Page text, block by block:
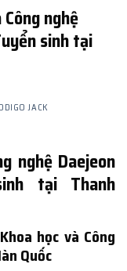
nghệ
sinh tại
JACK
nghệ Daejeon
tại Thanh
học và Công
Quốc